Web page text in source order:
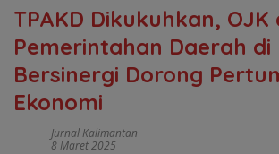
TPAKD Dikukuhkan, OJK
Pemerintahan Daerah di
Bersinergi Dorong
Ekonomi
Jurnal Kalimantan
8 Maret 2025